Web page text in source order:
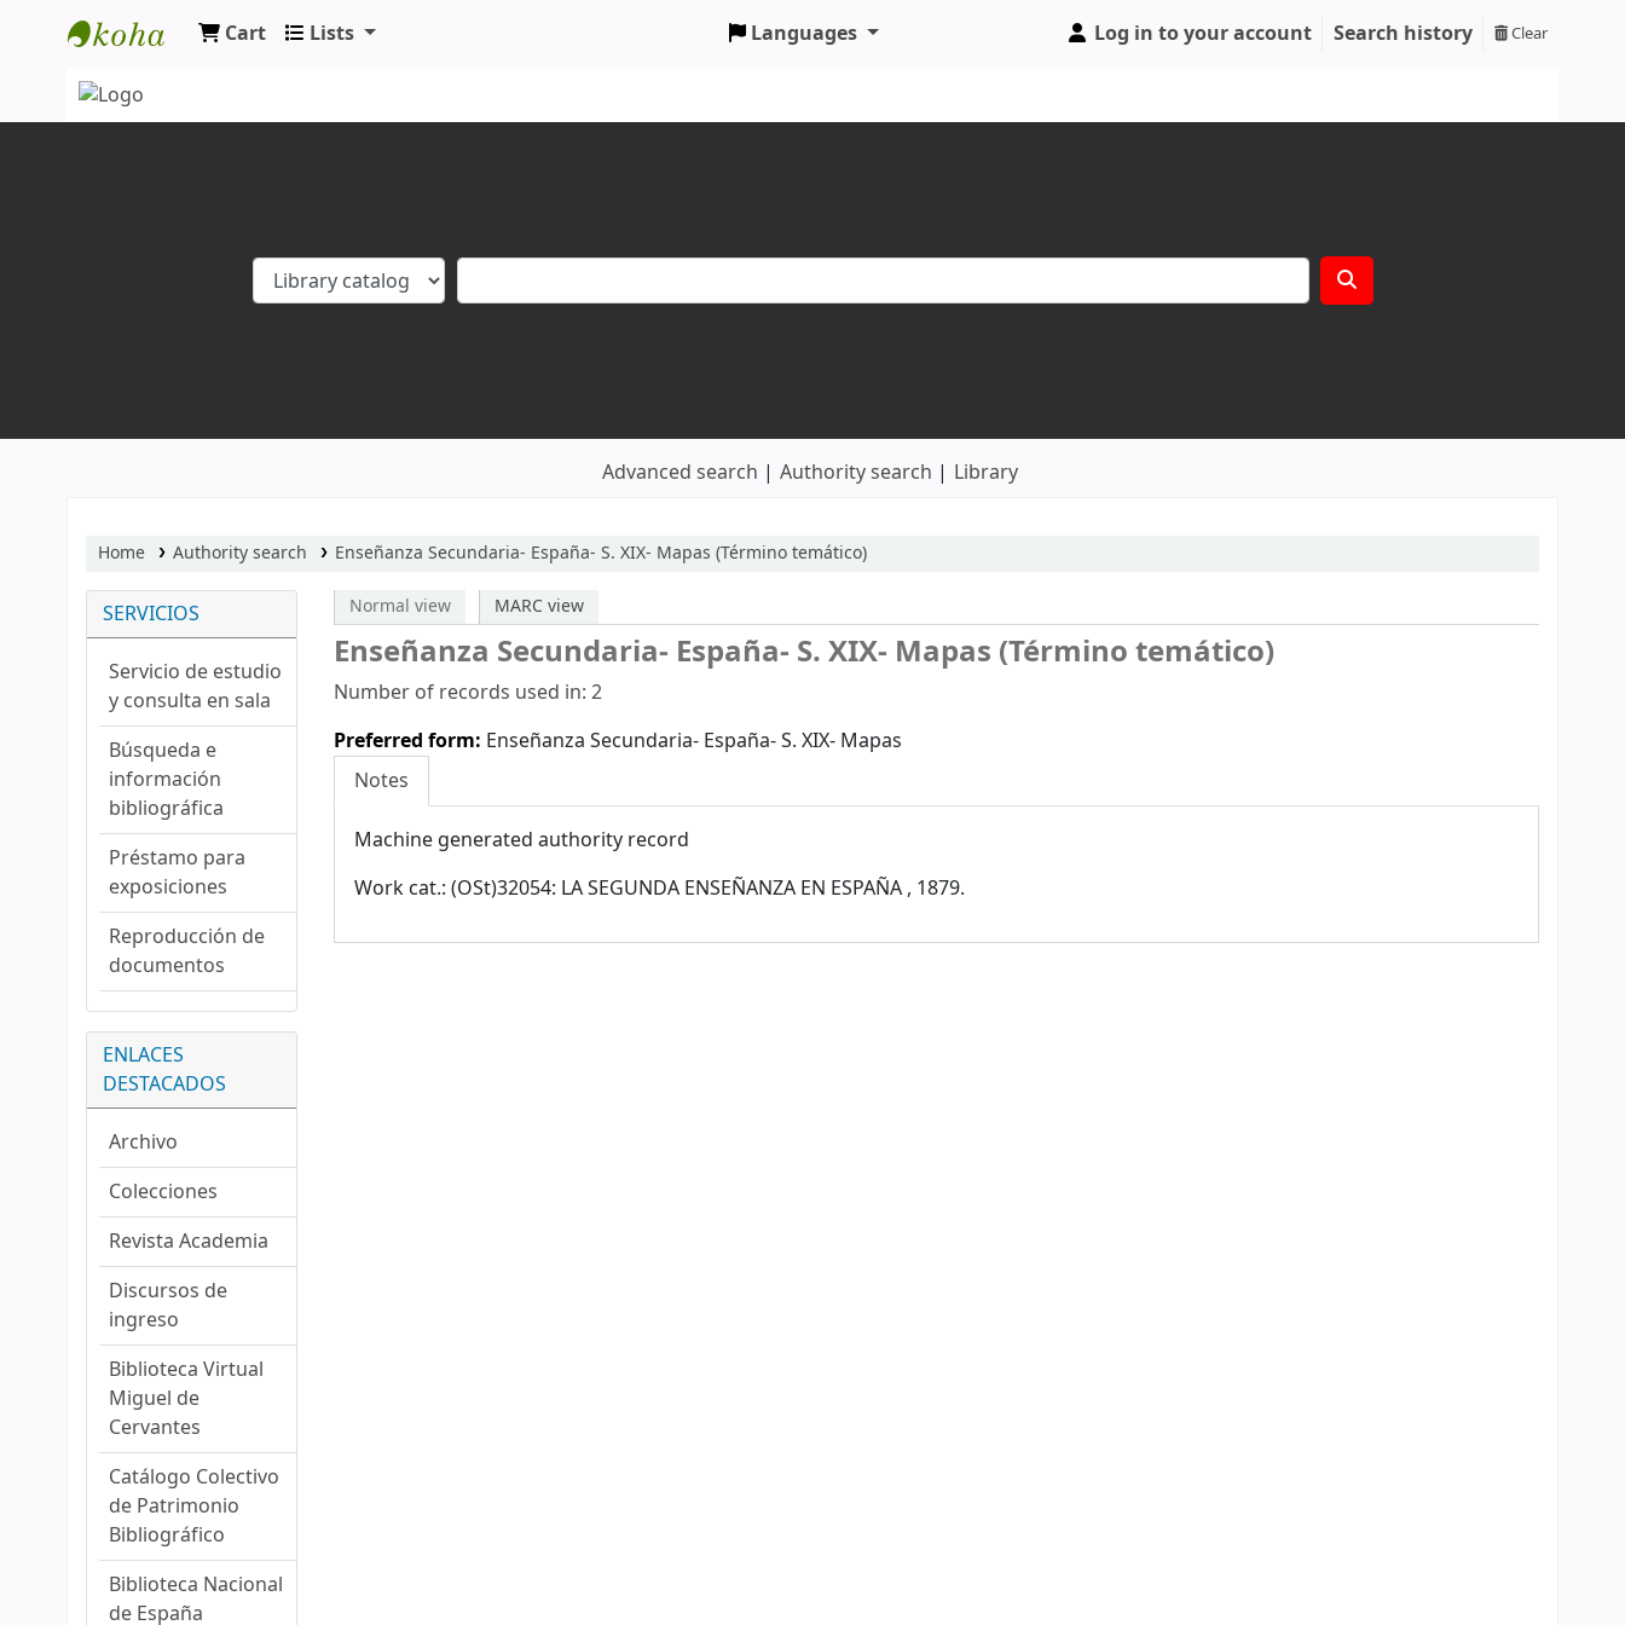
Koha online
Cart Lists Languages Log in to your account Search history Clear
Advanced search Authority search Library
Home Authority search Enseñanza Secundaria- España- S. XIX- Mapas (Término temático)
SERVICIOS
Servicio de estudio
y consulta en sala
Búsqueda e
información
bibliográfica
Préstamo para
exposiciones
Reproducción de
documentos
ENLACES
DESTACADOS
Archivo
Colecciones
Revista Academia
Discursos de
ingreso
Biblioteca Virtual
Miguel de
Cervantes
Catálogo Colectivo
de Patrimonio
Bibliográfico
Biblioteca Nacional
de España
Normal view MARC view
Enseñanza Secundaria- España- S. XIX- Mapas (Término temático)
Number of records used in: 2
Preferred form: Enseñanza Secundaria- España- S. XIX- Mapas
Notes
Machine generated authority record
Work cat.: (OSt)32054: LA SEGUNDA ENSEÑANZA EN ESPAÑA , 1879.